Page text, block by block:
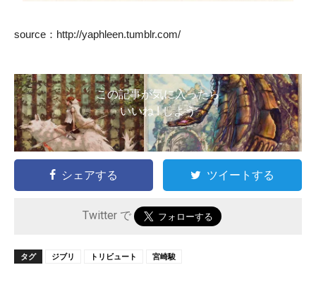
source：http://yaphleen.tumblr.com/
この記事が気に入ったら
いいね ! しよう
シェアする ツイートする
Twitter で
タグ ジブリ トリビュート 宮崎駿